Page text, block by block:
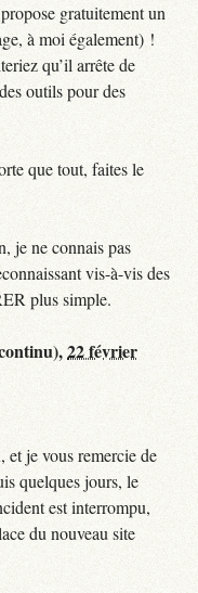
gratuitement un
à moi également) !
qu’il arrête de
outils pour des
que tout, faites le
je ne connais pas
vis-à-vis des
plus simple.
22 février
et je vous remercie de
quelques jours, le
est interrompu,
du nouveau site